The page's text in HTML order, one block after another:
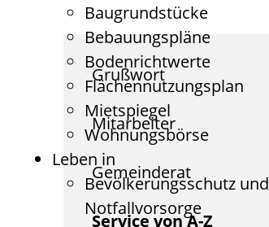
Baugrundstücke
Bebauungspläne
Bodenrichtwerte
Flächennutzungsplan
Mietspiegel
Wohnungsbörse
Leben in
Bevölkerungsschutz und
Notfallvorsorge
Grußwort
Mitarbeiter
Gemeinderat
Service von A-Z